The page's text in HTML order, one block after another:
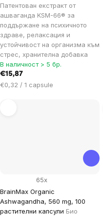
Патентован екстракт от
ашваганда KSM-66® за
поддържане на психичното
здраве, релаксация и
устойчивост на организма към
стрес, хранителна добавка
В наличност > 5 бр.
€15,87
Цена
€0,32 / 1 capsule
BrainMax Organic
Ashwagandha, 560 mg, 100
растителни капсули Био
65x